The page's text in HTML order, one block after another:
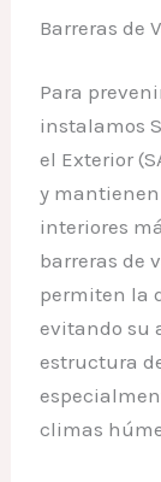
Barreras de
Para
instalamos
el Exterior
y
interiores
barreras de
permiten la
evitando su
estructura
climas